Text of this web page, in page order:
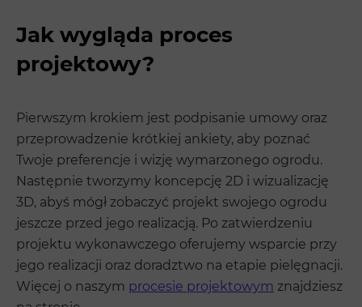
Jak wygląda proces
projektowy?
Pierwszym krokiem jest podpisanie umowy oraz
przeprowadzenie krótkiej ankiety, aby poznać
Twoje preferencje i wizję wymarzonego ogrodu.
Następnie tworzymy koncepcję 2D i wizualizację
3D, abyś mógł zobaczyć projekt swojego ogrodu
jeszcze przed jego realizacją. Po zatwierdzeniu
projektu wykonawczego oferujemy wsparcie przy
jego realizacji oraz doradztwo na etapie pielęgnacji.
Więcej o naszym procesie projektowym znajdziesz